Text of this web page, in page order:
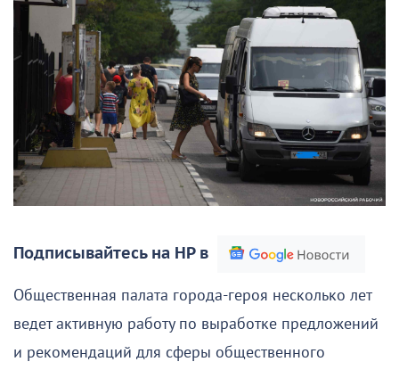
Подписывайтесь на НР в
Общественная палата города-героя несколько лет
ведет активную работу по выработке предложений
и рекомендаций для сферы общественного